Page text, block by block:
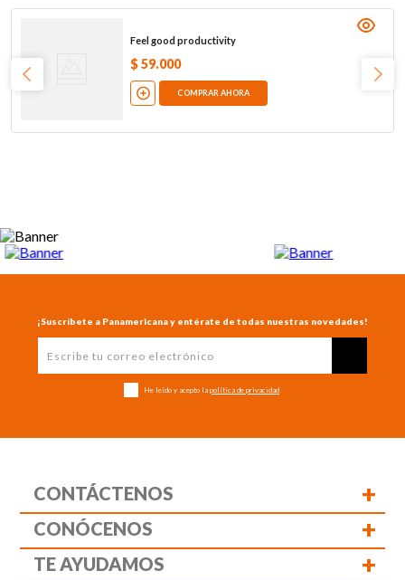
Feel good productivity
$ 59.000
COMPRAR AHORA
¡Suscríbete a Panamericana y entérate de todas nuestras novedades!
He leído y acepto la política de privacidad
CONTÁCTENOS +
CONÓCENOS +
TE AYUDAMOS +